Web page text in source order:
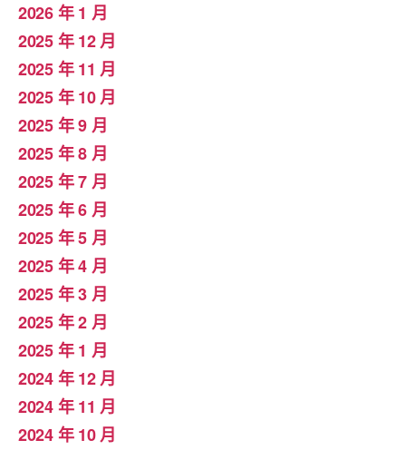
2026 年 1 月
2025 年 12 月
2025 年 11 月
2025 年 10 月
2025 年 9 月
2025 年 8 月
2025 年 7 月
2025 年 6 月
2025 年 5 月
2025 年 4 月
2025 年 3 月
2025 年 2 月
2025 年 1 月
2024 年 12 月
2024 年 11 月
2024 年 10 月